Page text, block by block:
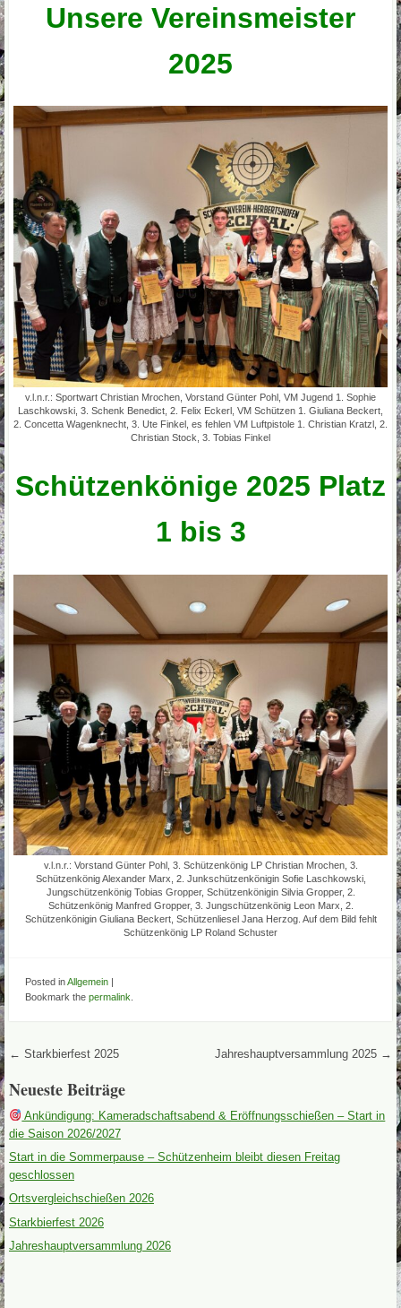
Unsere Vereinsmeister
2025
v.l.n.r.: Sportwart Christian Mrochen, Vorstand Günter Pohl, VM Jugend 1. Sophie
Laschkowski, 3. Schenk Benedict, 2. Felix Eckerl, VM Schützen 1. Giuliana Beckert,
2. Concetta Wagenknecht, 3. Ute Finkel, es fehlen VM Luftpistole 1. Christian Kratzl, 2.
Christian Stock, 3. Tobias Finkel
Schützenkönige 2025 Platz
1 bis 3
v.l.n.r.: Vorstand Günter Pohl, 3. Schützenkönig LP Christian Mrochen, 3.
Schützenkönig Alexander Marx, 2. Junkschützenkönigin Sofie Laschkowski,
Jungschützenkönig Tobias Gropper, Schützenkönigin Silvia Gropper, 2.
Schützenkönig Manfred Gropper, 3. Jungschützenkönig Leon Marx, 2.
Schützenkönigin Giuliana Beckert, Schützenliesel Jana Herzog. Auf dem Bild fehlt
Schützenkönig LP Roland Schuster
Posted inAllgemein |
Bookmark the permalink
Post navigation
← Starkbierfest 2025 Jahreshauptversammlung 2025 →
Neueste Beiträge
Ankündigung: Kameradschaftsabend & Eröffnungsschießen – Start in
die Saison 2026/2027
Start in die Sommerpause – Schützenheim bleibt diesen Freitag
geschlossen
Ortsvergleichschießen 2026
Starkbierfest 2026
Jahreshauptversammlung 2026